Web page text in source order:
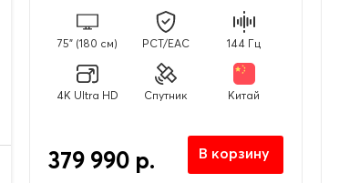
75" (180 см) PCT/EAC 144 Гц
4K Ultra HD Спутник Китай
379 990 р. В корзину